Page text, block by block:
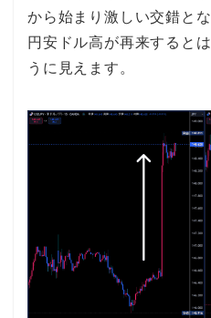
から始まり激しい交錯と
円安ドル高が再来すると
うに見えます。